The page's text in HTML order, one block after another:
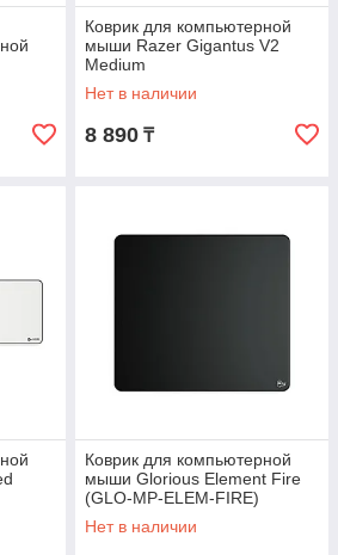
Коврик для компьютерной
мыши Razer Gigantus V2
Medium
Нет в наличии
8 890 ₸
Коврик для компьютерной
мыши Glorious Element Fire
(GLO-MP-ELEM-FIRE)
Нет в наличии